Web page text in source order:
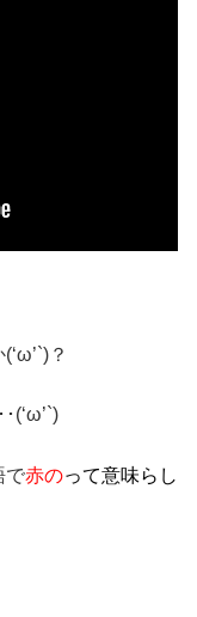
？
(‘ω’`)
で赤のって意味らし